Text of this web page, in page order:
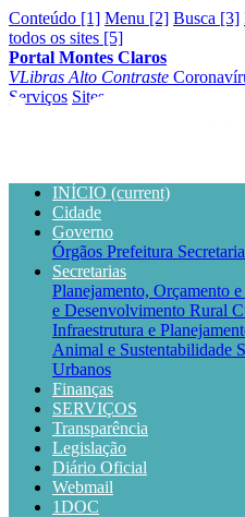
Conteúdo [1] Menu [2] Busca [3]
todos os sites [5]
Portal Montes Claros
VLibras Alto Contraste
Serviços Sites
INÍCIO (current)
Cidade
Governo
Órgãos Prefeitura
Secretarias
Planejamento, Orçamento
e Desenvolvimento Rural
Infraestrutura e
Animal e Sustentabilidade
Urbanos
Finanças
SERVIÇOS
Transparência
Legislação
Diário Oficial
Webmail
1DOC